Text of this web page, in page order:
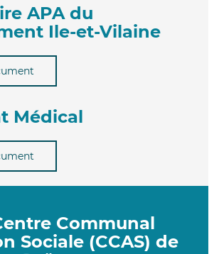
APA du
Ile-et-Vilaine
Médical
Communal
Sociale (CCAS) de